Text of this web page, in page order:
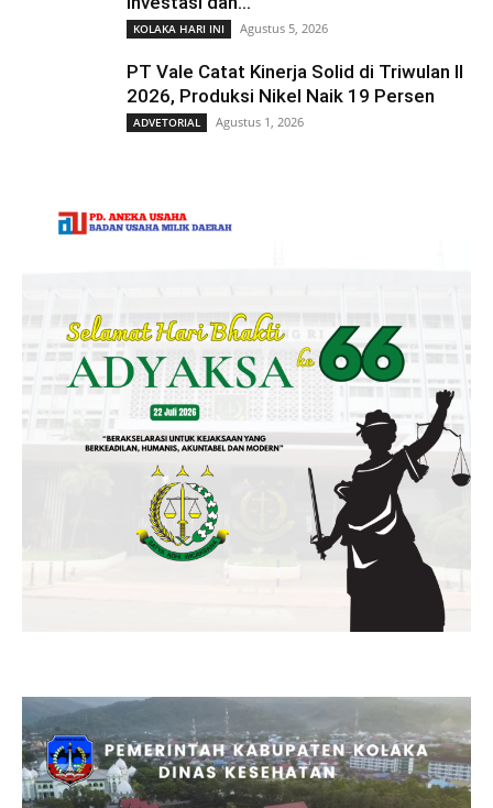
KOLAKA HARI INI Agustus 5, 2026
PT Vale Catat Kinerja Solid di Triwulan II
2026, Produksi Nikel Naik 19 Persen
ADVETORIAL Agustus 1, 2026